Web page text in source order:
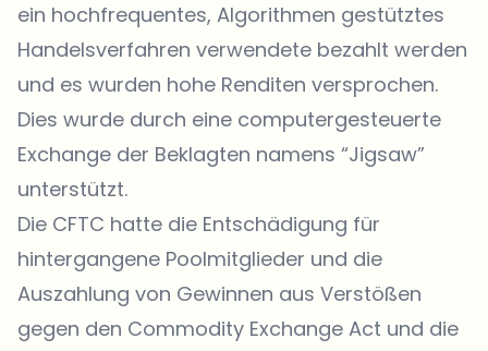
ein hochfrequentes, Algorithmen gestütztes
Handelsverfahren verwendete bezahlt werden
und es wurden hohe Renditen versprochen.
Dies wurde durch eine computergesteuerte
Exchange der Beklagten namens “Jigsaw”
unterstützt.
Die CFTC hatte die Entschädigung für
hintergangene Poolmitglieder und die
Auszahlung von Gewinnen aus Verstößen
gegen den Commodity Exchange Act und die